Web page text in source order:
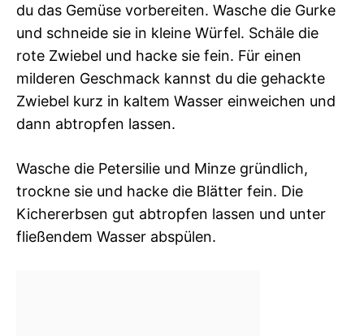
du das Gemüse vorbereiten. Wasche die Gurke
und schneide sie in kleine Würfel. Schäle die
rote Zwiebel und hacke sie fein. Für einen
milderen Geschmack kannst du die gehackte
Zwiebel kurz in kaltem Wasser einweichen und
dann abtropfen lassen.
Wasche die Petersilie und Minze gründlich,
trockne sie und hacke die Blätter fein. Die
Kichererbsen gut abtropfen lassen und unter
fließendem Wasser abspülen.